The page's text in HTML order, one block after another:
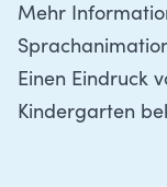
Mehr
Einen Eindruck
Kindergarten